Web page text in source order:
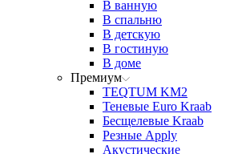
В ванную
В спальню
В детскую
В гостиную
В доме
Премиум
TEQTUM KM2
Теневые Euro Kraab
Бесщелевые Kraab
Резные Apply
Акустические